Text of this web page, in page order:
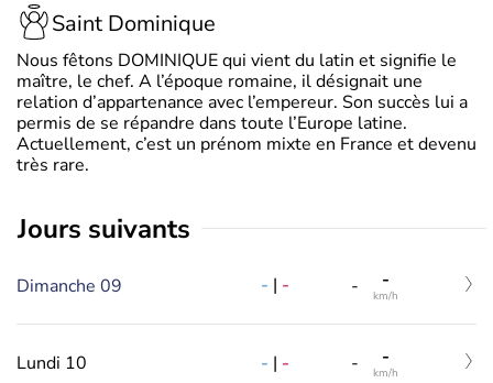
Saint Dominique
Nous fêtons DOMINIQUE qui vient du latin et signifie le
maître, le chef. A l’époque romaine, il désignait une
relation d’appartenance avec l’empereur. Son succès lui a
permis de se répandre dans toute l’Europe latine.
Actuellement, c’est un prénom mixte en France et devenu
très rare.
jours suivants
Dimanche 09 - | - - -
km/h
Lundi 10 - | - - -
km/h